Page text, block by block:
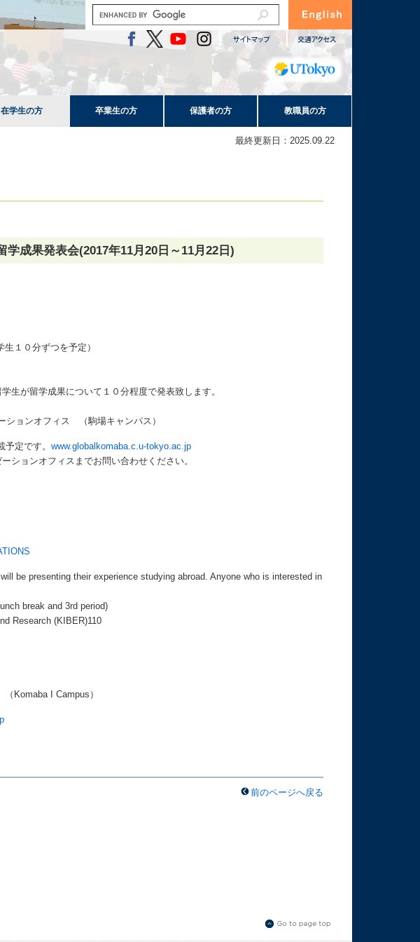
在学生の方 卒業生の方 保護者の方 教職員の方
最終更新日：2025.09.22
学成果発表会(2017年11月20日～11月22日)
１０分ずつを予定）
が留学成果について１０分程度で発表致します。
ションオフィス （駒場キャンパス）
予定です。www.globalkomaba.c.u-tokyo.ac.jp
ションオフィスまでお問い合わせください。
be presenting their experience studying abroad. Anyone who is interested in
break and 3rd period)
Research (KIBER)110
Komaba I Campus）
前のページへ戻る